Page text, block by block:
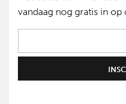
vandaag nog gratis in op